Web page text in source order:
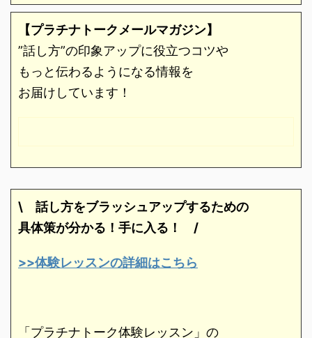
【プラチナトークメールマガジン】
”話し方”の印象アップに役立つコツや
もっと伝わるようになる情報を
お届けしています！
\ 話し方をブラッシュアップするための
具体策が分かる！手に入る！ /
>>体験レッスンの詳細はこちら
「プラチナトーク体験レッスン」の